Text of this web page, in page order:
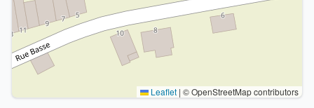
Leaflet | © OpenStreetMap contributors